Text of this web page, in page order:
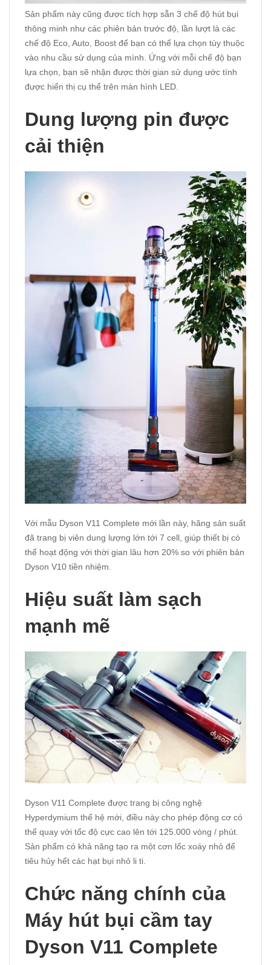
Sản phẩm này cũng được tích hợp sẵn 3 chế độ hút bụi
thông minh như các phiên bản trước độ, lần lượt là các
chế độ Eco, Auto, Boost để bạn có thể lựa chọn tùy thuộc
vào nhu cầu sử dụng của mình. Ứng với mỗi chế độ bạn
lựa chọn, bạn sẽ nhận được thời gian sử dụng ước tính
được hiển thị cụ thể trên màn hình LED.
Dung lượng pin được
cải thiện
Với mẫu Dyson V11 Complete mới lần này, hãng sản suất
đã trang bị viên dung lượng lớn tới 7 cell, giúp thiết bị có
thể hoạt động với thời gian lâu hơn 20% so với phiên bản
Dyson V10 tiền nhiệm.
Hiệu suất làm sạch
mạnh mẽ
Dyson V11 Complete được trang bị công nghệ
Hyperdymium thế hệ mới, điều này cho phép động cơ có
thể quay với tốc độ cực cao lên tới 125.000 vòng / phút.
Sản phẩm có khả năng tạo ra một cơn lốc xoáy nhỏ để
tiêu hủy hết các hạt bụi nhỏ li ti.
Chức năng chính của
Máy hút bụi cầm tay
Dyson V11 Complete